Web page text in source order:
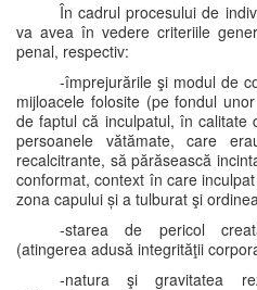
În cadrul procesului de
va avea în vedere criteriile
penal, respectiv:
-împrejurările şi modul de
mijloacele folosite (pe fondul
de faptul că inculpatul, în calitate
persoanele vătămate, care
recalcitrante, să părăsească
conformat, context în care
zona capului și a tulburat şi
-starea de pericol
(atingerea adusă integrităţii
-natura şi gravitatea